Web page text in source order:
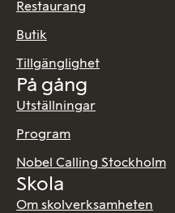
Restaurang
Butik
Tillgänglighet
På gång
Utställningar
Program
Nobel Calling Stockholm
Skola
Om skolverksamheten